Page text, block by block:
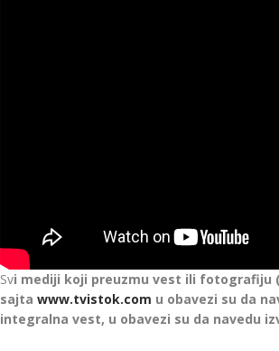
Svi mediji koji preuzmu vest ili fotografiju
sajta www.tvistok.com u obavezi su da
integralna vest, u obavezi su da navedu